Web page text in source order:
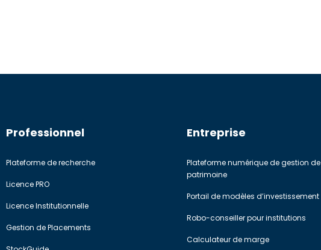
Professionnel
Plateforme de recherche
Licence PRO
Licence Institutionnelle
Gestion de Placements
Entreprise
Plateforme numérique de gestion de
patrimoine
Portail de modèles d’investissement
Robo-conseiller pour institutions
Calculateur de marge